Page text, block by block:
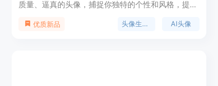
质量、逼真的头像，捕捉你独特的个性和风格，提升
快速便捷地生成满足LinkedIn、简历和其他专业材料
优质新品 头像生成器 AI头像